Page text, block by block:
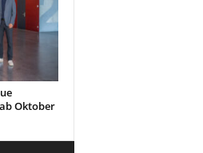
Oktober